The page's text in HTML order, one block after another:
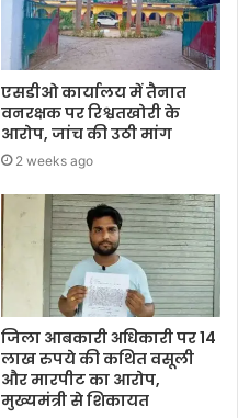
एसडीओ कार्यालय में तैनात
वनरक्षक पर रिश्वतखोरी के
आरोप, जांच की उठी मांग
2 weeks ago
जिला आबकारी अधिकारी पर 14
लाख रुपये की कथित वसूली
और मारपीट का आरोप,
मुख्यमंत्री से शिकायत